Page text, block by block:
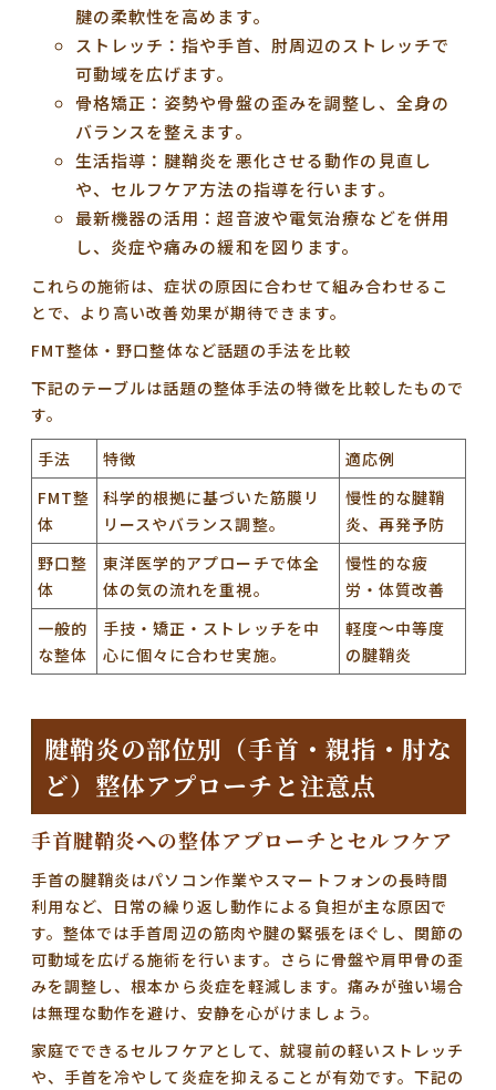
腱の柔軟性を高めます。
ストレッチ ：指や手首、肘周辺のストレッチで
可動域を広げます。
骨格矯正 ：姿勢や骨盤の歪みを調整し、全身の
バランスを整えます。
生活指導 ：腱鞘炎を悪化させる動作の見直し
や、セルフケア方法の指導を行います。
最新機器の活用 ：超音波や電気治療などを併用
し、炎症や痛みの緩和を図ります。
これらの施術は、症状の原因に合わせて組み合わせるこ
とで、より高い改善効果が期待できます。
FMT整体・野口整体など話題の手法を比較
下記のテーブルは話題の整体手法の特徴を比較したもので
す。
手法
特徴
適応例
FMT整
体
科学的根拠に基づいた筋膜リ
リースやバランス調整。
慢性的な腱鞘
炎、再発予防
野口整
体
東洋医学的アプローチで体全
体の気の流れを重視。
慢性的な疲
労・体質改善
一般的
な整体
手技・矯正・ストレッチを中
心に個々に合わせ実施。
軽度～中等度
の腱鞘炎
腱鞘炎の部位別（手首・親指・肘な
ど）整体アプローチと注意点
手首腱鞘炎への整体アプローチとセルフケア
手首の腱鞘炎はパソコン作業やスマートフォンの長時間
利用など、日常の繰り返し動作による負担が主な原因で
す。整体では手首周辺の筋肉や腱の緊張をほぐし、関節の
可動域を広げる施術を行います。さらに骨盤や肩甲骨の歪
みを調整し、根本から炎症を軽減します。痛みが強い場合
は無理な動作を避け、安静を心がけましょう。
家庭でできるセルフケアとして、就寝前の軽いストレッチ
や、手首を冷やして炎症を抑えることが有効です。下記の